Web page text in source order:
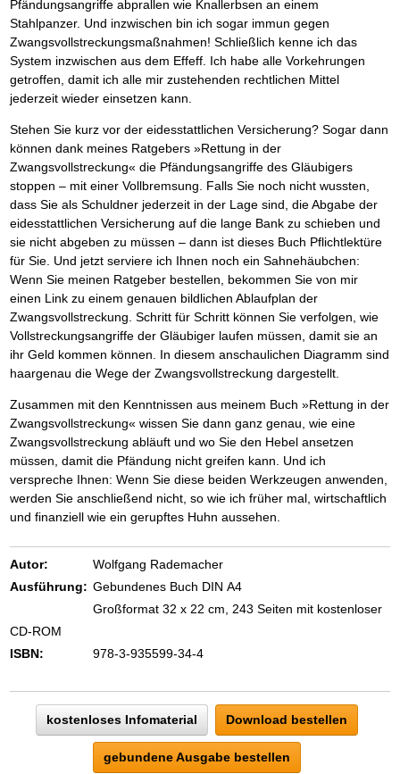
Pfändungsangriffe abprallen wie Knallerbsen an einem
Stahlpanzer. Und inzwischen bin ich sogar immun gegen
Zwangsvollstreckungsmaßnahmen! Schließlich kenne ich das
System inzwischen aus dem Effeff. Ich habe alle Vorkehrungen
getroffen, damit ich alle mir zustehenden rechtlichen Mittel
jederzeit wieder einsetzen kann.
Stehen Sie kurz vor der eidesstattlichen Versicherung? Sogar dann
können dank meines Ratgebers »Rettung in der
Zwangsvollstreckung« die Pfändungsangriffe des Gläubigers
stoppen – mit einer Vollbremsung. Falls Sie noch nicht wussten,
dass Sie als Schuldner jederzeit in der Lage sind, die Abgabe der
eidesstattlichen Versicherung auf die lange Bank zu schieben und
sie nicht abgeben zu müssen – dann ist dieses Buch Pflichtlektüre
für Sie. Und jetzt serviere ich Ihnen noch ein Sahnehäubchen:
Wenn Sie meinen Ratgeber bestellen, bekommen Sie von mir
einen Link zu einem genauen bildlichen Ablaufplan der
Zwangsvollstreckung. Schritt für Schritt können Sie verfolgen, wie
Vollstreckungsangriffe der Gläubiger laufen müssen, damit sie an
ihr Geld kommen können. In diesem anschaulichen Diagramm sind
haargenau die Wege der Zwangsvollstreckung dargestellt.
Zusammen mit den Kenntnissen aus meinem Buch »Rettung in der
Zwangsvollstreckung« wissen Sie dann ganz genau, wie eine
Zwangsvollstreckung abläuft und wo Sie den Hebel ansetzen
müssen, damit die Pfändung nicht greifen kann. Und ich
verspreche Ihnen: Wenn Sie diese beiden Werkzeugen anwenden,
werden Sie anschließend nicht, so wie ich früher mal, wirtschaftlich
und finanziell wie ein gerupftes Huhn aussehen.
Autor:
Wolfgang Rademacher
Ausführung: Gebundenes Buch DIN A4
Großformat 32 x 22 cm, 243 Seiten mit kostenloser
CD-ROM
ISBN:
978-3-935599-34-4
kostenloses Infomaterial Download bestellen
gebundene Ausgabe bestellen